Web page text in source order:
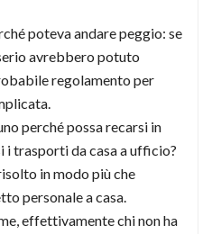
poteva andare peggio: se
avrebbero potuto
regolamento per
perché possa recarsi in
trasporti da casa a ufficio?
in modo più che
personale a casa.
effettivamente chi non ha